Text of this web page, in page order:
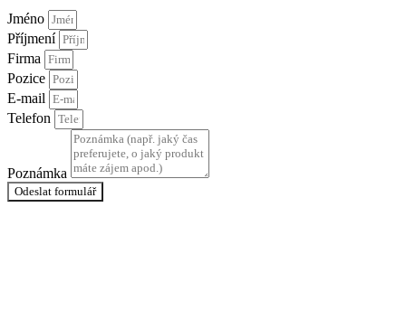
Jméno
Příjmení
Firma
Pozice
E-mail
Telefon
Poznámka
Odeslat formulář